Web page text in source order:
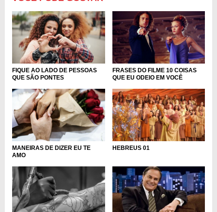
FIQUE AO LADO DE PESSOAS
QUE SÃO PONTES
FRASES DO FILME 10 COISAS
QUE EU ODEIO EM VOCÊ
MANEIRAS DE DIZER EU TE
AMO
HEBREUS 01